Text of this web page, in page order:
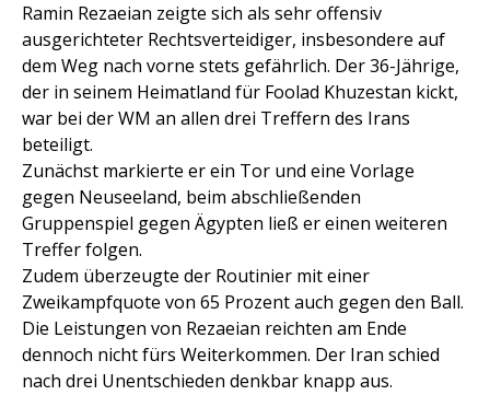
Ramin Rezaeian zeigte sich als sehr offensiv
ausgerichteter Rechtsverteidiger, insbesondere auf
dem Weg nach vorne stets gefährlich. Der 36-Jährige,
der in seinem Heimatland für Foolad Khuzestan kickt,
war bei der WM an allen drei Treffern des Irans
beteiligt.
Zunächst markierte er ein Tor und eine Vorlage
gegen Neuseeland, beim abschließenden
Gruppenspiel gegen Ägypten ließ er einen weiteren
Treffer folgen.
Zudem überzeugte der Routinier mit einer
Zweikampfquote von 65 Prozent auch gegen den Ball.
Die Leistungen von Rezaeian reichten am Ende
dennoch nicht fürs Weiterkommen. Der Iran schied
nach drei Unentschieden denkbar knapp aus.